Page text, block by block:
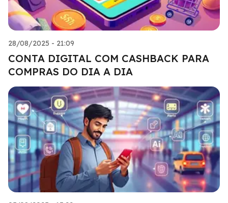
28/08/2025 - 21:09
CONTA DIGITAL COM CASHBACK PARA
COMPRAS DO DIA A DIA